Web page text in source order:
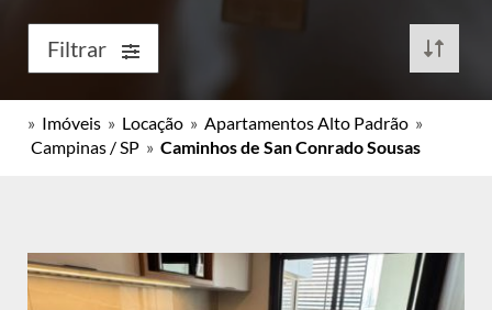
Filtrar
» Imóveis » Locação » Apartamentos Alto Padrão »
Campinas / SP » Caminhos de San Conrado Sousas